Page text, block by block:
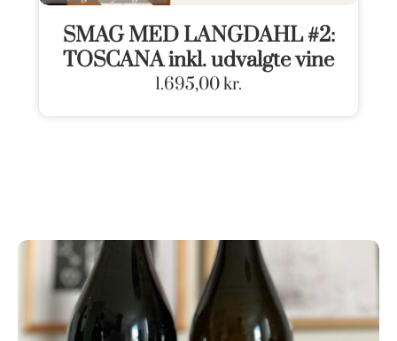
SMAG MED LANGDAHL #2:
TOSCANA inkl. udvalgte vine
1.695,00kr.